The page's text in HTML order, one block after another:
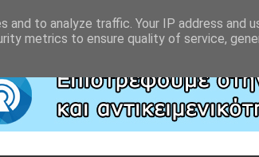
to analyze traffic. Your IP address and
metrics to ensure quality of service,